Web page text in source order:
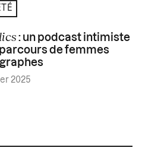
: un podcast intimiste
de femmes
2025